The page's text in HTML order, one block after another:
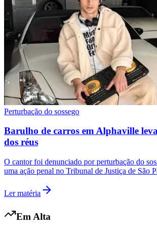
Botafogo
Perturbação do sossego
Barulho de carros em Alphaville
dos réus
O cantor foi denunciado por perturbação do
uma ação penal no Tribunal de Justiça de São
Ler matéria
Em Alta